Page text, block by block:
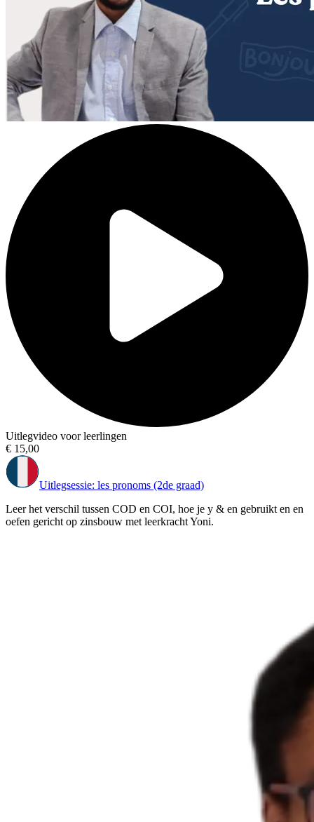
Uitlegvideo voor leerlingen
€ 15,00
Uitlegsessie: les pronoms (2de graad)
Leer het verschil tussen COD en COI, hoe je y & en gebruikt en en
oefen gericht op zinsbouw met leerkracht Yoni.